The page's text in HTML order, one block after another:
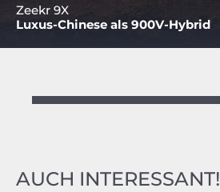
Zeekr 9X
Luxus-Chinese als 900V-Hybrid
AUCH INTERESSANT!